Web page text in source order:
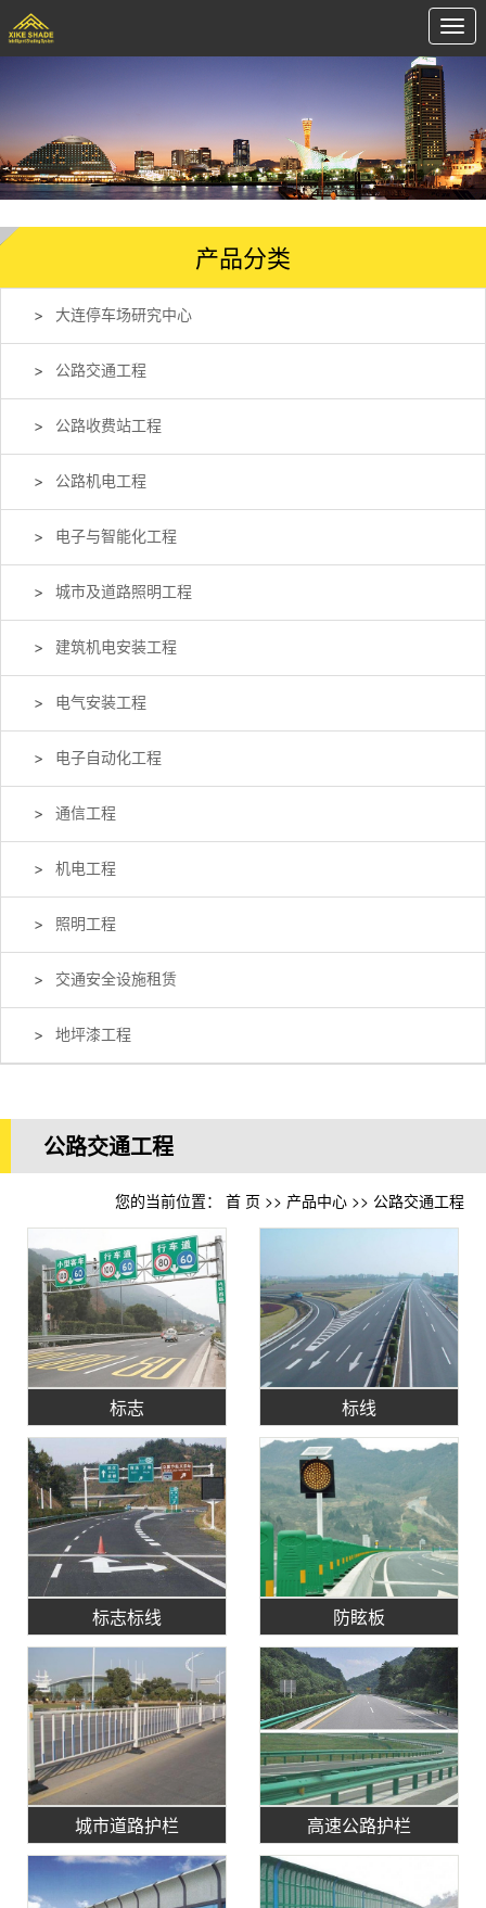
产品分类
大连停车场研究中心
公路交通工程
公路收费站工程
公路机电工程
电子与智能化工程
城市及道路照明工程
建筑机电安装工程
电气安装工程
电子自动化工程
通信工程
机电工程
照明工程
交通安全设施租赁
地坪漆工程
公路交通工程
您的当前位置： 首 页 >> 产品中心 >> 公路交通工程
标志 标线
标志标线 防眩板
城市道路护栏 高速公路护栏